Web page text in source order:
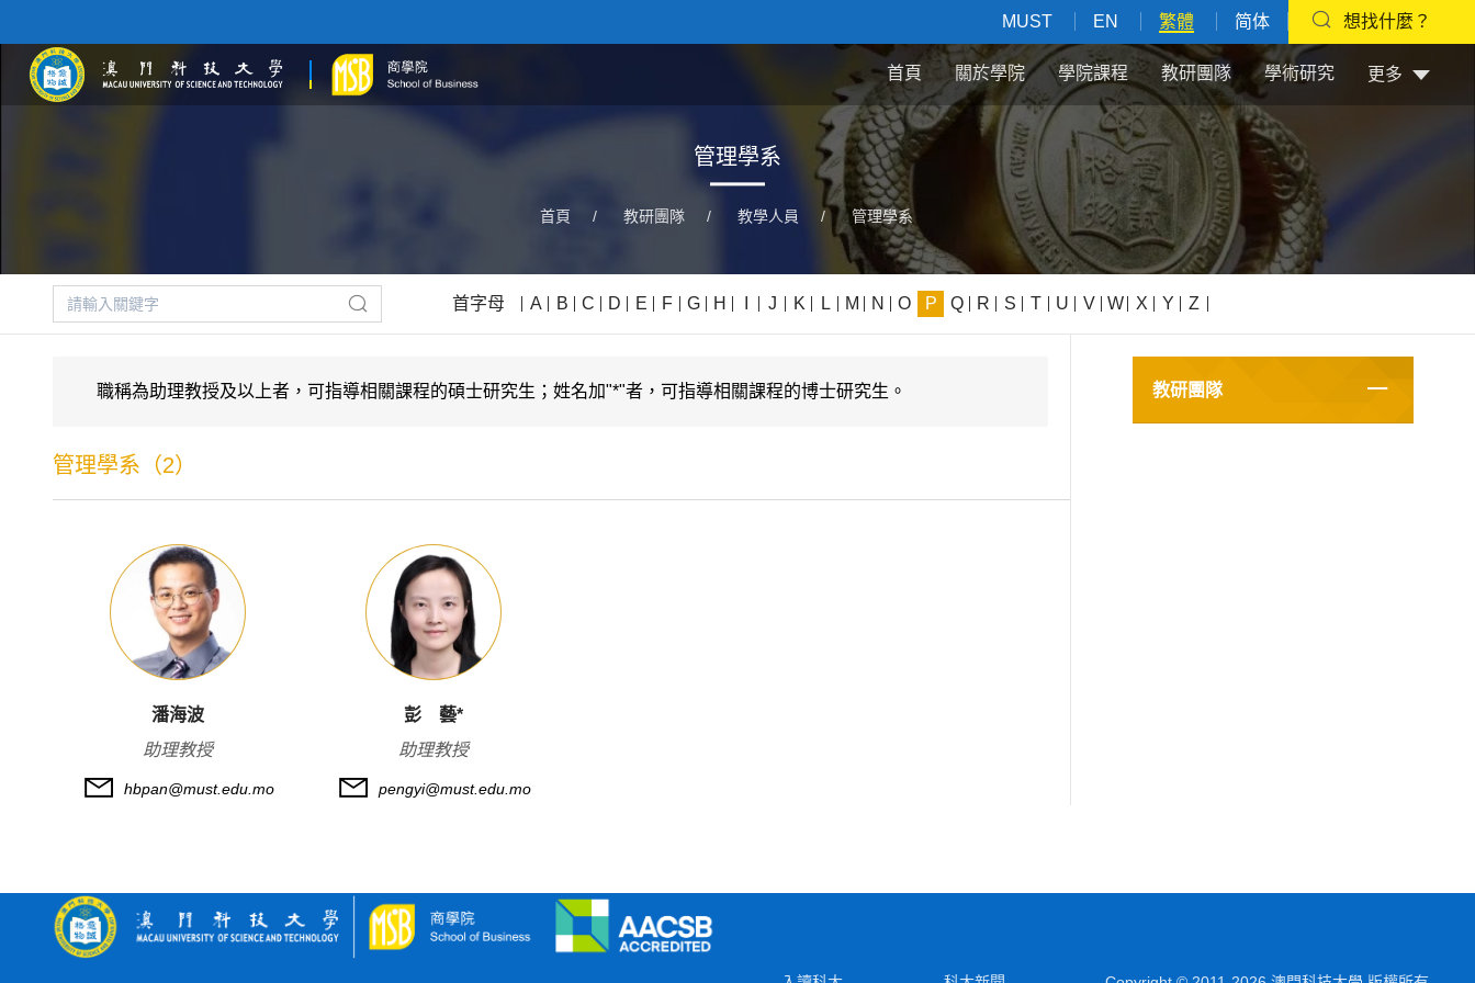
MUST EN 繁體 简体 想找什麼？
首頁 關於學院 學院課程 教研團隊 學術研究 更多
管理學系
首頁 / 教研團隊 / 教學人員 / 管理學系
首字母 A B C D E F G H J K L M N O P Q R S T U V W X Y Z
職稱為助理教授及以上者，可指導相關課程的碩士研究生；姓名加"*"者，可指導相關課程的博士研究生。
管理學系（2）
潘海波
助理教授
hbpan@must.edu.mo
彭 藝*
助理教授
pengyi@must.edu.mo
教研團隊